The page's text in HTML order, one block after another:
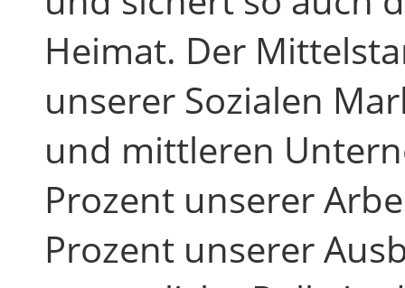
Heimat. Der
unserer Sozialen
und mittleren
Prozent unserer
Prozent unserer